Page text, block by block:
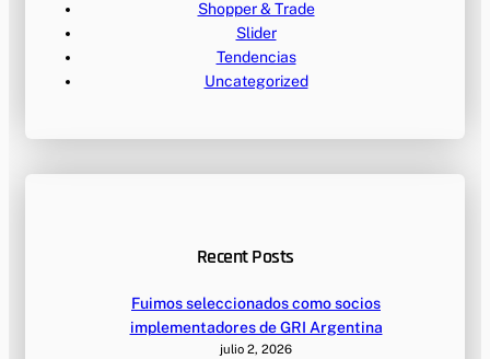
Shopper & Trade
Slider
Tendencias
Uncategorized
Recent Posts
Fuimos seleccionados como socios
implementadores de GRI Argentina
julio 2, 2026